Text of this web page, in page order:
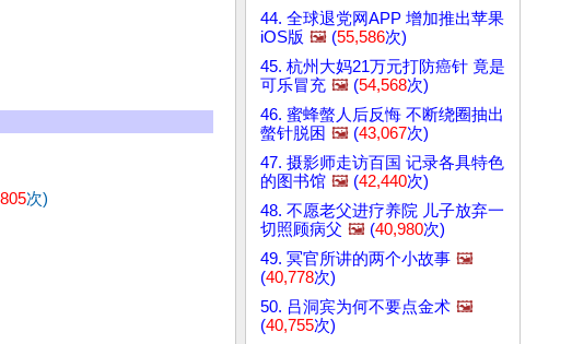
次)
44. 全球退党网APP 增加推出苹果
iOS版 🖼️ (55,586次)
45. 杭州大妈21万元打防癌针 竟是
可乐冒充 🖼️ (54,568次)
46. 蜜蜂螫人后反悔 不断绕圈抽出
螫针脱困 🖼️ (43,067次)
47. 摄影师走访百国 记录各具特色
的图书馆 🖼️ (42,440次)
48. 不愿老父进疗养院 儿子放弃一
切照顾病父 🖼️ (40,980次)
49. 冥官所讲的两个小故事 🖼️
(40,778次)
50. 吕洞宾为何不要点金术 🖼️
(40,755次)